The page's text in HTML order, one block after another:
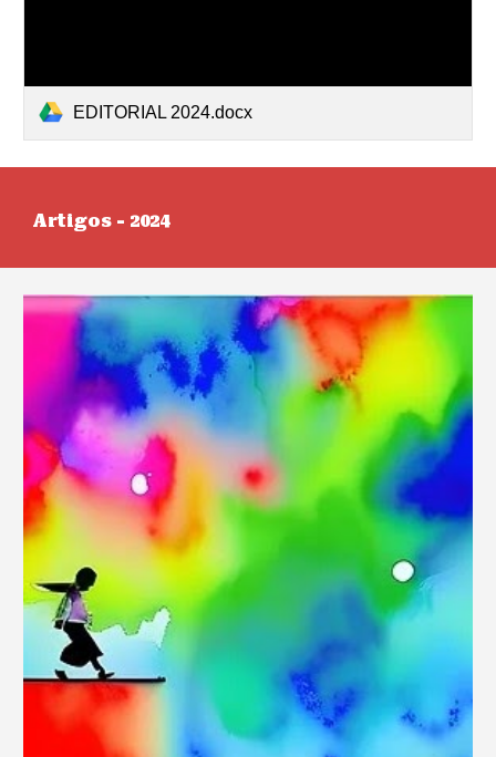
EDITORIAL 2024.docx
Artigos - 2024